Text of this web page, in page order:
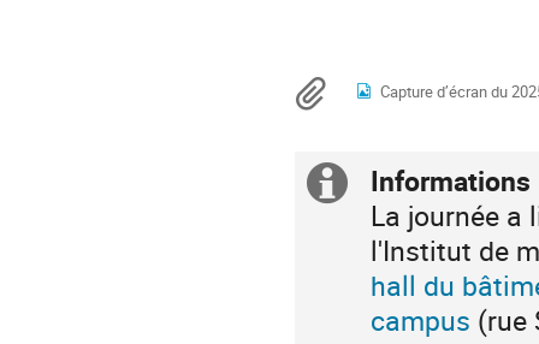
en
Europe/Paris
Documents
Capture d’écran du
Information
Informations
La journée a
l'Institut de
hall du
campus (rue